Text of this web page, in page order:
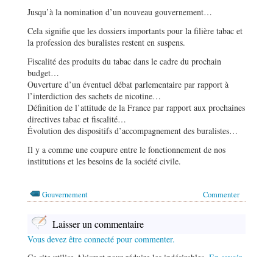
Jusqu’à la nomination d’un nouveau gouvernement…
Cela signifie que les dossiers importants pour la filière tabac et
la profession des buralistes restent en suspens.
Fiscalité des produits du tabac dans le cadre du prochain
budget…
Ouverture d’un éventuel débat parlementaire par rapport à
l’interdiction des sachets de nicotine…
Définition de l’attitude de la France par rapport aux prochaines
directives tabac et fiscalité…
Évolution des dispositifs d’accompagnement des buralistes…
Il y a comme une coupure entre le fonctionnement de nos
institutions et les besoins de la société civile.
Commenter
Gouvernement
Laisser un commentaire
Vous devez être connecté pour commenter.